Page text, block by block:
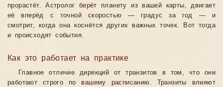
прорастёт. Астролог берёт планету из вашей карты, двигает
её вперёд с точной скоростью — градус за год — и
смотрит, когда она коснётся других важных точек. Вот тогда
и происходят события.
Как это работает на практике
Главное отличие дирекций от транзитов в том, что они
работают строго по вашему расписанию. Транзиты влияют